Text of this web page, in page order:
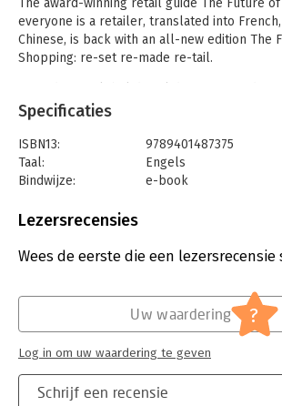
The award-winning retail guide The Future
everyone is a retailer, translated into French,
Chinese, is back with an all-new edition The
Shopping: re-set re-made re-tail.
resources have drastically redrawn the
and unexpected challenges from
are amidst a global transformation with
smarter than people, the world's population
emissions rising and a handful of mega-
challenges? The question is more urgent
Specificaties
ISBN13:
9789401487375
Taal:
Engels
Bindwijze:
e-book
Bestandsformaat:
Uitgever:
Lannoo Campus
Marketing
Lezersrecensies
Wees de eerste die een lezersrecensie
Schrijf een recensie
Uw waardering ?
Log in om uw waardering te geven